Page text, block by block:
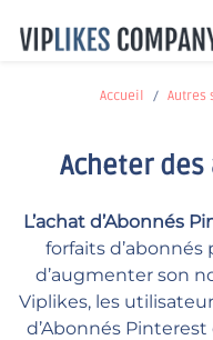
Accueil Autres
Acheter
L’achat d’Abonnés
forfaits
d’augmenter son
Viplikes, les
d’Abonnés